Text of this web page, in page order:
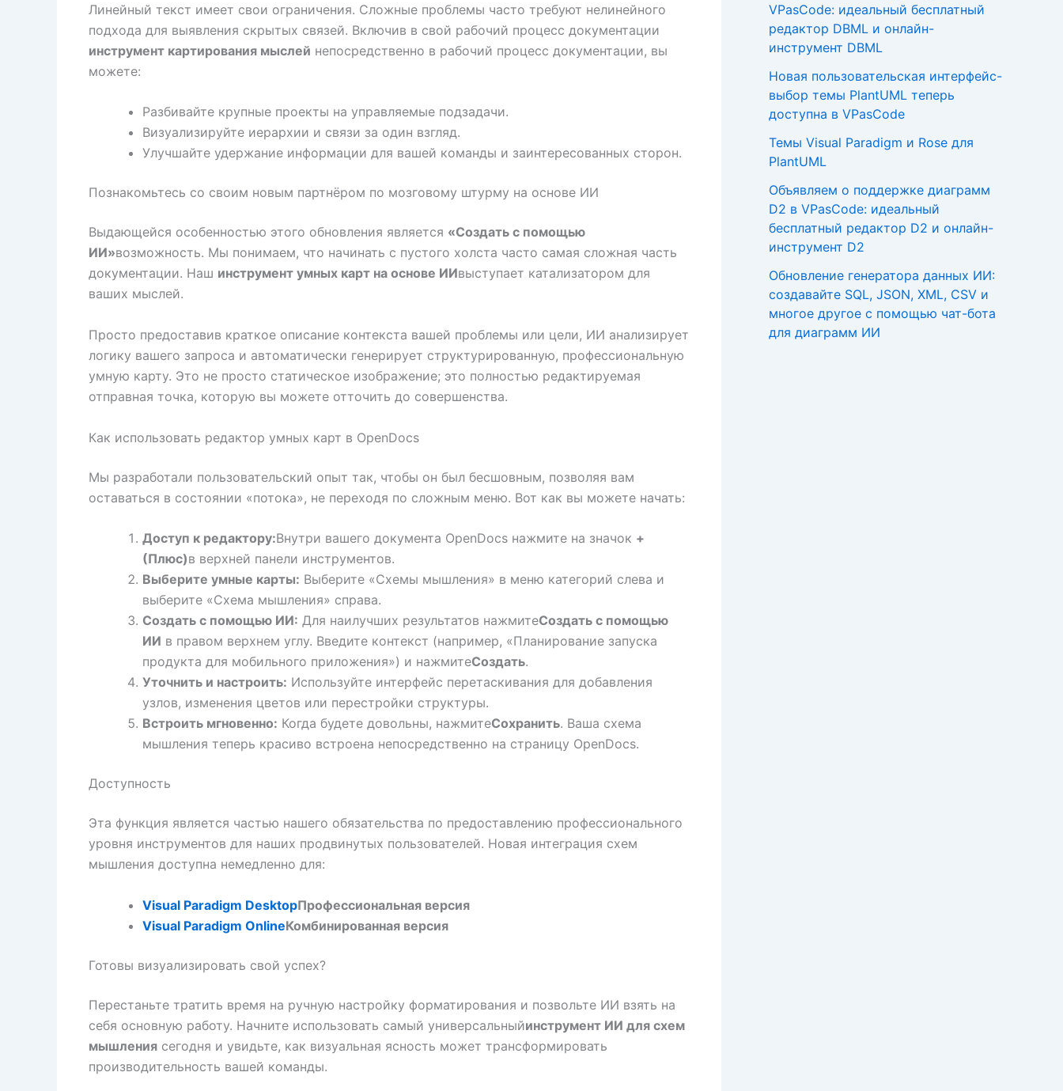
Линейный текст имеет свои ограничения. Сложные проблемы часто требуют нелинейного
подхода для выявления скрытых связей. Включив в свой рабочий процесс документации
инструмент картирования мыслей непосредственно в рабочий процесс документации, вы
можете:
Разбивайте крупные проекты на управляемые подзадачи.
Визуализируйте иерархии и связи за один взгляд.
Улучшайте удержание информации для вашей команды и заинтересованных сторон.
Познакомьтесь со своим новым партнёром по мозговому штурму на основе ИИ
Выдающейся особенностью этого обновления является «Создать с помощью
ИИ»возможность. Мы понимаем, что начинать с пустого холста часто самая сложная часть
документации. Наш инструмент умных карт на основе ИИвыступает катализатором для
ваших мыслей.
Просто предоставив краткое описание контекста вашей проблемы или цели, ИИ анализирует
логику вашего запроса и автоматически генерирует структурированную, профессиональную
умную карту. Это не просто статическое изображение; это полностью редактируемая
отправная точка, которую вы можете отточить до совершенства.
Как использовать редактор умных карт в OpenDocs
Мы разработали пользовательский опыт так, чтобы он был бесшовным, позволяя вам
оставаться в состоянии «потока», не переходя по сложным меню. Вот как вы можете начать:
Доступ к редактору:Внутри вашего документа OpenDocs нажмите на значок +
(Плюс)в верхней панели инструментов.
Выберите умные карты: Выберите «Схемы мышления» в меню категорий слева и
выберите «Схема мышления» справа.
Создать с помощью ИИ: Для наилучших результатов нажмитеСоздать с помощью
ИИ в правом верхнем углу. Введите контекст (например, «Планирование запуска
продукта для мобильного приложения») и нажмитеСоздать.
Уточнить и настроить: Используйте интерфейс перетаскивания для добавления
узлов, изменения цветов или перестройки структуры.
Встроить мгновенно: Когда будете довольны, нажмитеСохранить. Ваша схема
мышления теперь красиво встроена непосредственно на страницу OpenDocs.
Доступность
Эта функция является частью нашего обязательства по предоставлению профессионального
уровня инструментов для наших продвинутых пользователей. Новая интеграция схем
мышления доступна немедленно для:
Visual Paradigm DesktopПрофессиональная версия
Visual Paradigm OnlineКомбинированная версия
Готовы визуализировать свой успех?
Перестаньте тратить время на ручную настройку форматирования и позвольте ИИ взять на
себя основную работу. Начните использовать самый универсальныйинструмент ИИ для схем
мышления сегодня и увидьте, как визуальная ясность может трансформировать
производительность вашей команды.
VPasCode: идеальный бесплатный
редактор DBML и онлайн-
инструмент DBML
Новая пользовательская интерфейс-
выбор темы PlantUML теперь
доступна в VPasCode
Темы Visual Paradigm и Rose для
PlantUML
Объявляем о поддержке диаграмм
D2 в VPasCode: идеальный
бесплатный редактор D2 и онлайн-
инструмент D2
Обновление генератора данных ИИ:
создавайте SQL, JSON, XML, CSV и
многое другое с помощью чат-бота
для диаграмм ИИ